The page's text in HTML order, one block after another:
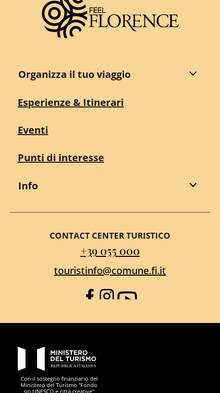
Organizza il tuo viaggio
Esperienze & Itinerari
Eventi
Punti di interesse
Info
CONTACT CENTER TURISTICO
+39 055 000
touristinfo@comune.fi.it
Facebook
Instagram
YouTube
Con il sostegno finanziario del
Ministero del Turismo "Fondo
siti UNESCO e città creative"